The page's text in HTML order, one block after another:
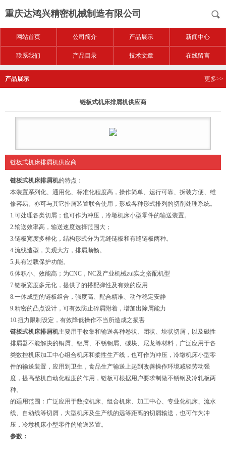
重庆达鸿兴精密机械制造有限公司
网站首页 公司简介 产品展示 新闻中心
联系我们 产品目录 技术文章 在线留言
产品展示 更多>>
链板式机床排屑机供应商
链板式机床排屑机供应商
链板式机床排屑机的特点：
本装置系列化、通用化、标准化程度高，操作简单、运行可靠、拆装方便、维
修容易。亦可与其它排屑装置联合使用，形成各种形式排列的切削处理系统。
1.可处理各类切屑；也可作为冲压，冷墩机床小型零件的输送装置。
2.输送效率高，输送速度选择范围大；
3.链板宽度多样化，结构形式分为无缝链板和有缝链板两种。
4.流线造型，美观大方，排屑顺畅。
5.具有过载保护功能。
6.体积小、效能高；为CNC，NC及产业机械zui实之搭配机型
7.链板宽度多元化，提供了的搭配弹性及有效的应用
8.一体成型的链板组合，强度高、配合精准、动作稳定安静
9.精密的凸点设计，可有效防止碎屑附着，增加出除屑能力
10.扭力限制设定，有效降低操作不当所造成之损害
链板式机床排屑机主要用于收集和输送各种卷状、团状、块状切屑，以及磁性
排屑器不能解决的铜屑、铝屑、不锈钢屑、碳块、尼龙等材料，广泛应用于各
类数控机床加工中心组合机床和柔性生产线，也可作为冲压，冷墩机床小型零
件的输送装置，应用到卫生，食品生产输送上起到改善操作环境减轻劳动强
度，提高整机自动化程度的作用，链板可根据用户要求制做不锈钢及冷轧板两
种。
的适用范围：广泛应用于数控机床、组合机床、加工中心、专业化机床、流水
线、自动线等切屑，大型机床及生产线的远等距离的切屑输送，也可作为冲
压，冷墩机床小型零件的输送装置。
参数：